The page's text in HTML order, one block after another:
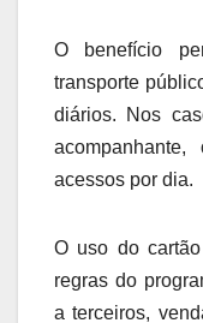
O benefício
transporte
diários. Nos
acessos por dia.
O uso do
regras do
a terceiros,